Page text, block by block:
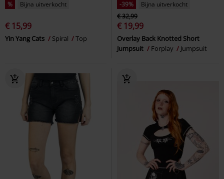
% Bijna uitverkocht
€ 15,99
Yin Yang Cats Spiral Top
-39%
Bijna uitverkocht
€ 32,99
€ 19,99
Overlay Back Knotted Short
Jumpsuit
Forplay Jumpsuit